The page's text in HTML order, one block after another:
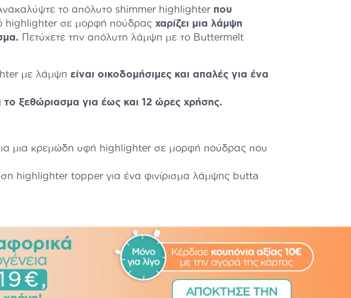
το απόλυτο shimmer highlighter που
highlighter σε μορφή πούδρας χαρίζει μια λάμψη
Πετύχετε την απόλυτη λάμψη με το Buttermelt
με λάμψη είναι οικοδομήσιμες και απαλές για ένα
το ξεθώριασμα για έως και 12 ώρες χρήσης.
μια κρεμώδη υφή highlighter σε μορφή πούδρας που
highlighter topper για ένα φινίρισμα λάμψης butta